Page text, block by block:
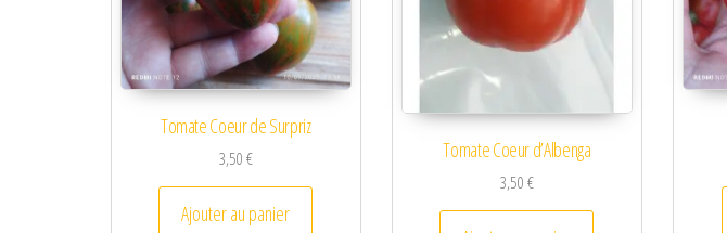
Tomate Coeur de Surpriz
3,50€
Ajouter au panier
Tomate Coeur d’Albenga
3,50€